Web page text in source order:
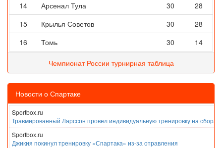
14
Арсенал Тула 30
28
15
Крылья Советов 30
28
16
Томь 30 14
Чемпионат России турнирная таблица
Новости о Спартаке
Sportbox.ru
Травмированный Ларссон провел индивидуальную тренировку на
Sportbox.ru
Джикия покинул тренировку «Спартака» из-за отравления